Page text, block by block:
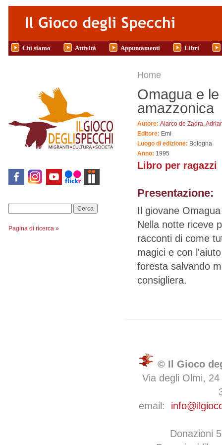
Salta al contenuto principale
Chi siamo Attività Appuntamenti Libri
Pagina di ricerca »
Tu sei qui
Home
Omagua e
amazzonica
Autore: Alarco de Zadra,
Editore: Emi
Luogo di edizione: Bologna
Anno: 1995
Libro per ragazzi
Presentazione:
Il giovane
Nella notte riceve
racconti di come
magici e con
foresta salvando
consigliera.
© Il Gioco
Via degli Olmi,
email:
Donazioni